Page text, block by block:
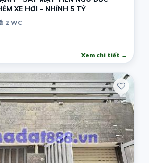
XE HƠI – NHỈNH 5 TỶ
🚿 2 WC
Xem chi tiết →